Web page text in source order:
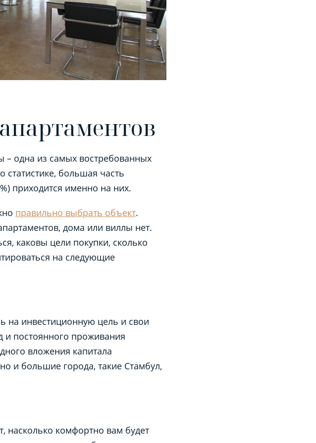
– одна из самых востребованных
статистике, большая часть
приходится именно на них.
правильно выбрать объект.
дома или виллы нет.
каковы цели покупки, сколько
на следующие
на инвестиционную цель и свои
и постоянного проживания
вложения капитала
и большие города, такие Стамбул,
насколько комфортно вам будет